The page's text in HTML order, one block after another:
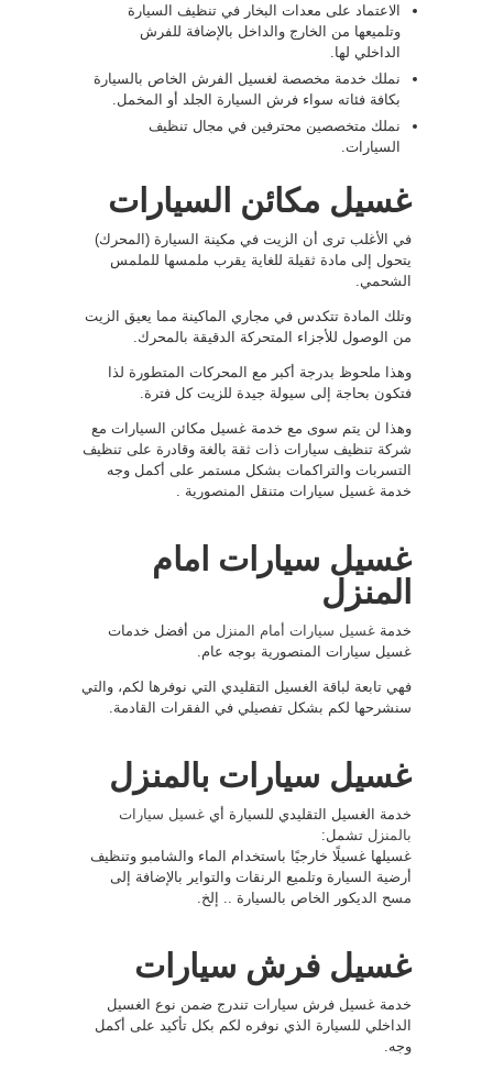
الاعتماد على معدات البخار في تنظيف السيارة
وتلميعها من الخارج والداخل بالإضافة للفرش
الداخلي لها.
نملك خدمة مخصصة لغسيل الفرش الخاص بالسيارة
بكافة فئاته سواء فرش السيارة الجلد أو المخمل.
نملك متخصصين محترفين في مجال تنظيف
السيارات.
غسيل مكائن السيارات
في الأغلب ترى أن الزيت في مكينة السيارة (المحرك)
يتحول إلى مادة ثقيلة للغاية يقرب ملمسها للملمس
الشحمي.
وتلك المادة تتكدس في مجاري الماكينة مما يعيق الزيت
من الوصول للأجزاء المتحركة الدقيقة بالمحرك.
وهذا ملحوظ بدرجة أكبر مع المحركات المتطورة لذا
فتكون بحاجة إلى سيولة جيدة للزيت كل فترة.
وهذا لن يتم سوى مع خدمة غسيل مكائن السيارات مع
شركة تنظيف سيارات ذات ثقة بالغة وقادرة على تنظيف
التسربات والتراكمات بشكل مستمر على أكمل وجه
خدمة غسيل سيارات متنقل المنصورية .
غسيل سيارات امام
المنزل
خدمة غسيل سيارات أمام المنزل من أفضل خدمات
غسيل سيارات المنصورية بوجه عام.
فهي تابعة لباقة الغسيل التقليدي التي نوفرها لكم، والتي
سنشرحها لكم بشكل تفصيلي في الفقرات القادمة.
غسيل سيارات بالمنزل
خدمة الغسيل التقليدي للسيارة أي غسيل سيارات
بالمنزل تشمل:
غسيلها غسيلًا خارجيًا باستخدام الماء والشامبو وتنظيف
أرضية السيارة وتلميع الرنقات والتواير بالإضافة إلى
مسح الديكور الخاص بالسيارة .. إلخ.
غسيل فرش سيارات
خدمة غسيل فرش سيارات تندرج ضمن نوع الغسيل
الداخلي للسيارة الذي نوفره لكم بكل تأكيد على أكمل
وجه.